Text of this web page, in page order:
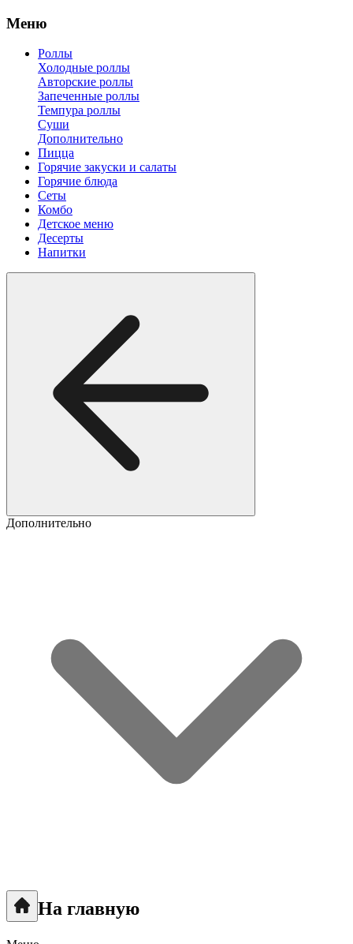
Меню
Роллы
Холодные роллы
Авторские роллы
Запеченные роллы
Темпура роллы
Суши
Дополнительно
Пицца
Горячие закуски и салаты
Горячие блюда
Сеты
Комбо
Детское меню
Десерты
Напитки
Дополнительно
На главную